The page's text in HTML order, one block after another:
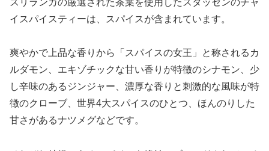
イスパイスティーは、スパイスが含まれています。
爽やかで上品な香りから「スパイスの女王」と称されるカ
ルダモン、エキゾチックな甘い香りが特徴のシナモン、少
し辛味のあるジンジャー、濃厚な香りと刺激的な風味が特
徴のクローブ、世界4大スパイスのひとつ、ほんのりした
甘さがあるナツメグなどです。